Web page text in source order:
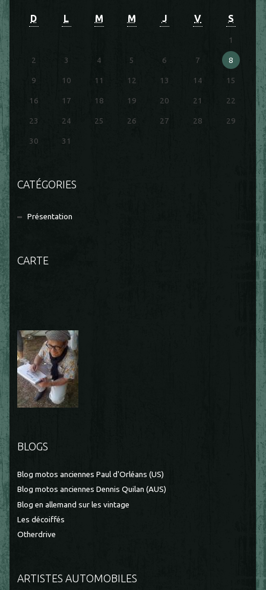
D L M M J V S
1
2 3 4 5 6 7 8
9 10 11 12 13 14 15
16 17 18 19 20 21 22
23 24 25 26 27 28 29
30 31
CATÉGORIES
Présentation
CARTE
BLOGS
Blog motos anciennes Paul d'Orléans (US)
Blog motos anciennes Dennis Quilan (AUS)
Blog en allemand sur les vintage
Les décoiffés
Otherdrive
ARTISTES AUTOMOBILES